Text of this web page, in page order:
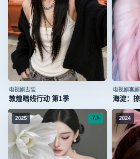
电视剧古装
敦煌暗线行动 第1季
电视剧喜剧
海淀：
2025 7.5 2024